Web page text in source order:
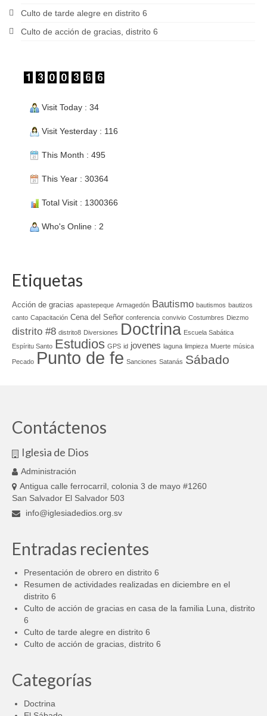
Culto de tarde alegre en distrito 6
Culto de acción de gracias, distrito 6
Visit Today : 34
Visit Yesterday : 116
This Month : 495
This Year : 30364
Total Visit : 1300366
Who's Online : 2
Etiquetas
Acción de gracias apastepeque Armagedón Bautismo bautismos bautizos
canto Capacitación Cena del Señor conferencia convivio Costumbres Diezmo
distrito #8 distrito8 Diversiones Doctrina Escuela Sabática
Espíritu Santo Estudios GPS id jovenes laguna limpieza Muerte música
Pecado Punto de fe Sanciones Satanás Sábado
Contáctenos
Iglesia de Dios
Administración
Antigua calle ferrocarril, colonia 3 de mayo #1260
San Salvador El Salvador 503
info@iglesiadedios.org.sv
Entradas recientes
Presentación de obrero en distrito 6
Resumen de actividades realizadas en diciembre en el
distrito 6
Culto de acción de gracias en casa de la familia Luna, distrito
6
Culto de tarde alegre en distrito 6
Culto de acción de gracias, distrito 6
Categorías
Doctrina